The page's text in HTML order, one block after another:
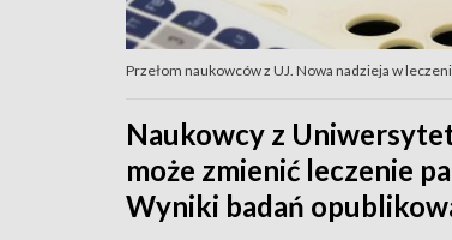
Przełom naukowców z UJ. Nowa nadzieja w
Naukowcy z
może zmienić leczenie
Wyniki badań